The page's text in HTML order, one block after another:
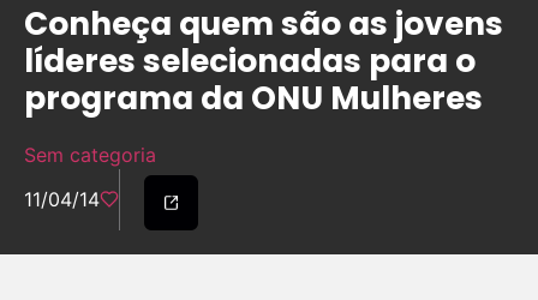
Conheça quem são as jovens
líderes selecionadas para o
programa da ONU Mulheres
Sem categoria
11/04/14